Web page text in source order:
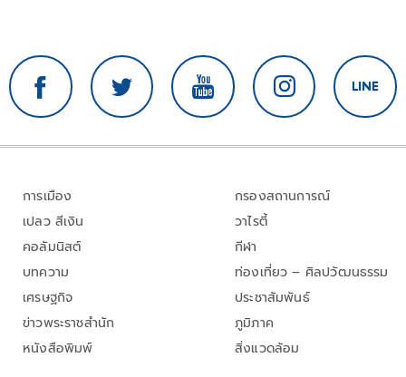
การเมือง
เปลว สีเงิน
คอลัมนิสต์
บทความ
เศรษฐกิจ
ข่าวพระราชสำนัก
หนังสือพิมพ์
กรองสถานการณ์
วาไรตี้
กีฬา
ท่องเที่ยว – ศิลปวัฒนธรรม
ประชาสัมพันธ์
ภูมิภาค
สิ่งแวดล้อม